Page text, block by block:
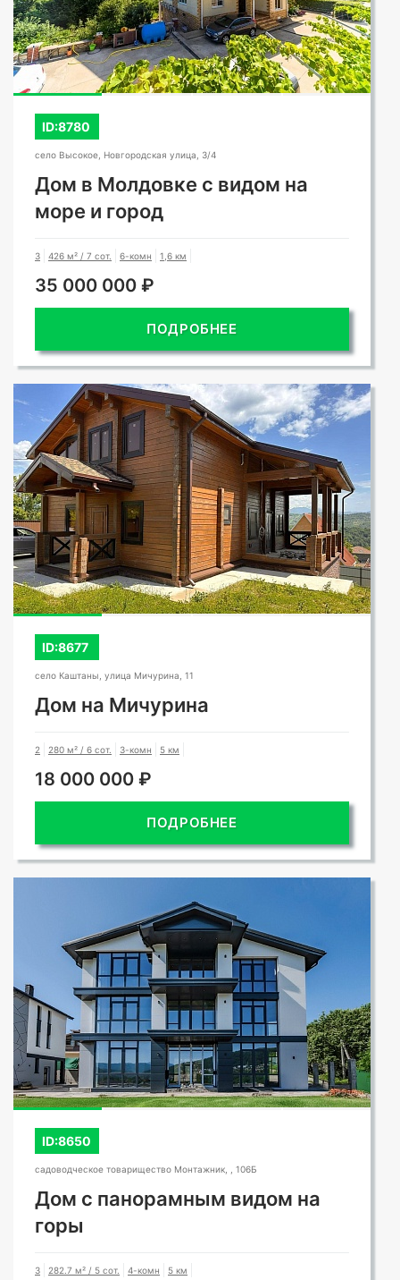
ID:8780
село Высокое, Новгородская улица, 3/4
Дом в Молдовке с видом на
море и город
3 426 м² / 7 сот. 6-комн 1,6 км
35 000 000 ₽
ПОДРОБНЕЕ
ID:8677
село Каштаны, улица Мичурина, 11
Дом на Мичурина
2 280 м² / 6 сот. 3-комн 5 км
18 000 000 ₽
ПОДРОБНЕЕ
ID:8650
садоводческое товарищество Монтажник, , 106Б
Дом с панорамным видом на
горы
3 282.7 м² / 5 сот. 4-комн 5 км